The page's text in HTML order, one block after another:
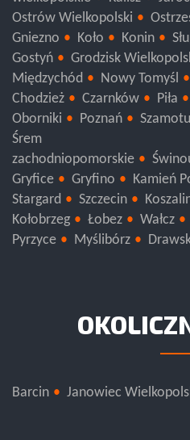
wielkopolskie
Kalisz
Ostrów Wielkopolski
Gniezno
Koło Konin
Gostyń
Grodzisk
Międzychód
Nowy Tomyśl
Chodzież
Czarnków
Oborniki
Śrem
zachodniopomorskie
Gryfice
Gryfino Kamień
Stargard
Szczecin Koszalin
Kołobrzeg
Łobez Wałcz
Pyrzyce
Myślibórz
Janowiec